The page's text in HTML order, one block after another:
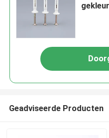
Geadviseerde Producten